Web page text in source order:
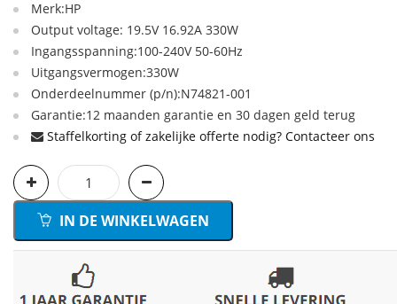
Merk:HP
Output voltage: 19.5V 16.92A 330W
Ingangsspanning:100-240V 50-60Hz
Uitgangsvermogen:330W
Onderdeelnummer (p/n):N74821-001
Garantie:12 maanden garantie en 30 dagen geld terug
Staffelkorting of zakelijke offerte nodig? Contacteer ons
IN DE WINKELWAGEN